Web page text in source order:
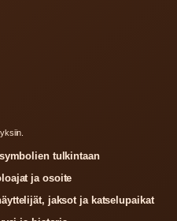
tulkintaan
ja osoite
jaksot ja katselupaikat